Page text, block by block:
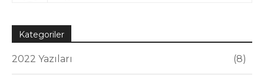
Kategoriler
2022 Yazıları 8